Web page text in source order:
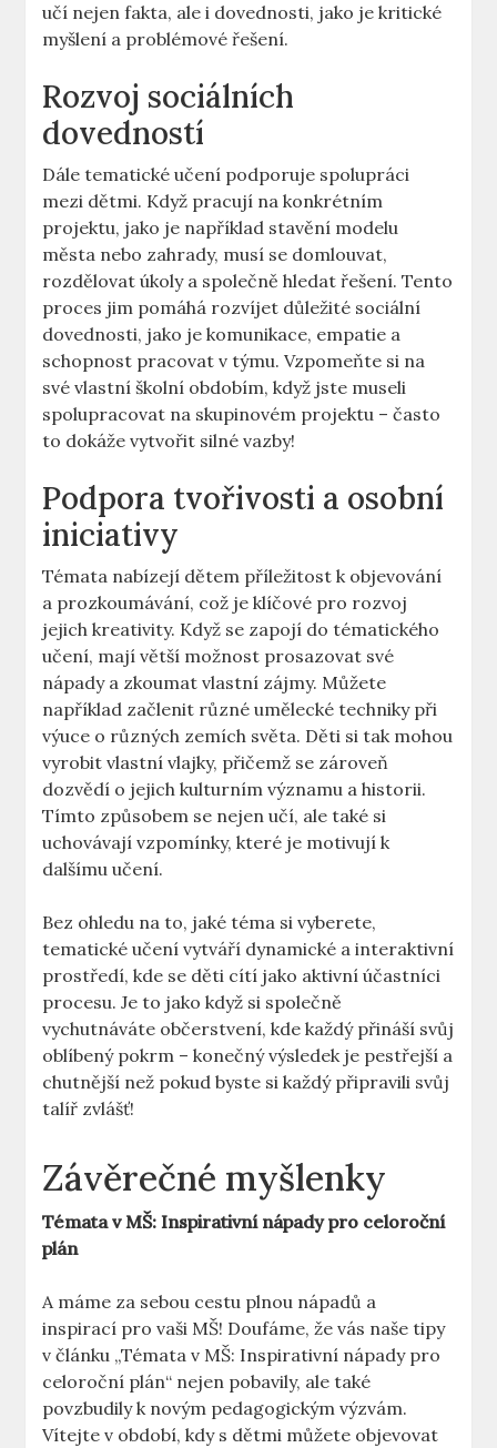
učí nejen fakta, ale i dovednosti, jako je kritické
myšlení a problémové řešení.
Rozvoj sociálních
dovedností
Dále tematické učení podporuje spolupráci
mezi dětmi. Když pracují na konkrétním
projektu, jako je například stavění modelu
města nebo zahrady, musí se domlouvat,
rozdělovat úkoly a společně hledat řešení. Tento
proces jim pomáhá rozvíjet důležité sociální
dovednosti, jako je komunikace, empatie a
schopnost pracovat v týmu. Vzpomeňte si na
své vlastní školní obdobím, když jste museli
spolupracovat na skupinovém projektu – často
to dokáže vytvořit silné vazby!
Podpora tvořivosti a osobní
iniciativy
Témata nabízejí dětem příležitost k objevování
a prozkoumávání, což je klíčové pro rozvoj
jejich kreativity. Když se zapojí do tématického
učení, mají větší možnost prosazovat své
nápady a zkoumat vlastní zájmy. Můžete
například začlenit různé umělecké techniky při
výuce o různých zemích světa. Děti si tak mohou
vyrobit vlastní vlajky, přičemž se zároveň
dozvědí o jejich kulturním významu a historii.
Tímto způsobem se nejen učí, ale také si
uchovávají vzpomínky, které je motivují k
dalšímu učení.
Bez ohledu na to, jaké téma si vyberete,
tematické učení vytváří dynamické a interaktivní
prostředí, kde se děti cítí jako aktivní účastníci
procesu. Je to jako když si společně
vychutnáváte občerstvení, kde každý přináší svůj
oblíbený pokrm – konečný výsledek je pestřejší a
chutnější než pokud byste si každý připravili svůj
talíř zvlášť!
Závěrečné myšlenky
Témata v MŠ: Inspirativní nápady pro celoroční
plán
A máme za sebou cestu plnou nápadů a
inspirací pro vaši MŠ! Doufáme, že vás naše tipy
v článku „Témata v MŠ: Inspirativní nápady pro
celoroční plán“ nejen pobavily, ale také
povzbudily k novým pedagogickým výzvám.
Vítejte v období, kdy s dětmi můžete objevovat